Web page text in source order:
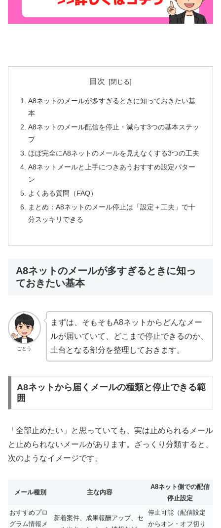
目次
A8ネットのメールが多すぎるときに知っておきたい基
本
A8ネットのメール配信を停止・減らす3つの基本ステッ
プ
ほぼ完全にA8ネットのメールを見えなくする3つの工夫
A8ネットメールと上手につきあうおすすめ設定パター
ン
よくある質問（FAQ）
まとめ：A8ネットのメール停止は「設定＋工夫」で十
分スッキリできる
A8ネットのメールが多すぎるときに知っ
ておきたい基本
ごとう
まずは、そもそもA8ネットからどんなメー
ルが届いていて、どこまで停止できるのか、
土台となる部分を整理しておきます。
A8ネットから届くメールの種類と停止できる範
囲
「全部止めたい」と思っていても、実は止められるメール
と止められないメールがあります。ざっくり分類すると、
次のようなイメージです。
メール種別 主な内容
A8ネット側での配信
停止設定
おすすめプロ
グラム情報メ
新着案件、成果報酬アップ、セ
停止可能（配信設定
からオン・オフ切り